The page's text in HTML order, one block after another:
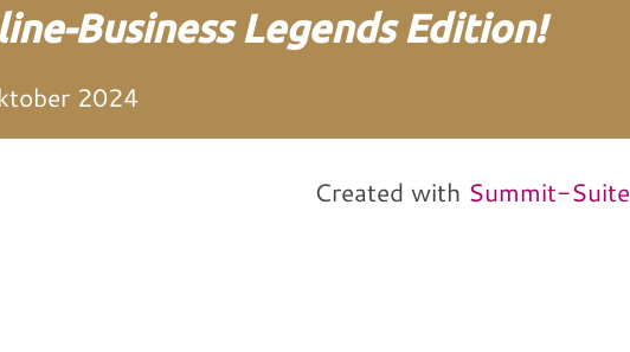
Business Legends Edition!
2024
Created with Summit-Suite